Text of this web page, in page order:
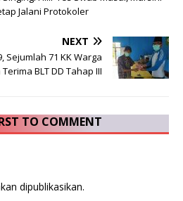
Jalani Protokoler
NEXT
Sejumlah 71 KK Warga
BLT DD Tahap III
TO COMMENT
dipublikasikan.